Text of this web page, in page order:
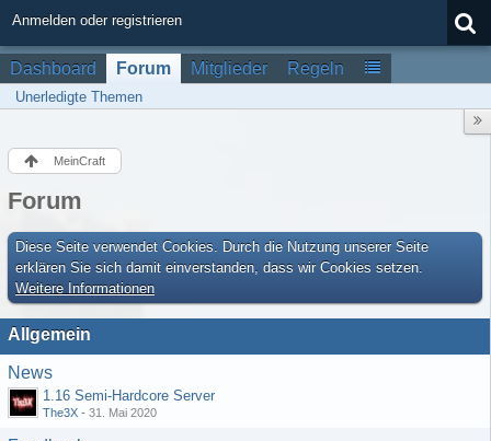
Anmelden oder registrieren
Dashboard Forum Mitglieder Regeln
Unerledigte Themen
MeinCraft
Forum
Diese Seite verwendet Cookies. Durch die Nutzung unserer Seite
erklären Sie sich damit einverstanden, dass wir Cookies setzen.
Weitere Informationen
Allgemein
News
1.16 Semi-Hardcore Server
The3X - 31. Mai 2020